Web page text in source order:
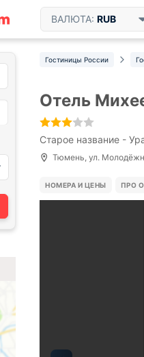
ВАЛЮТА: RUB
Гостиницы России
Отель
Старое название -
Тюмень, ул.
НОМЕРА И ЦЕНЫ ПРО